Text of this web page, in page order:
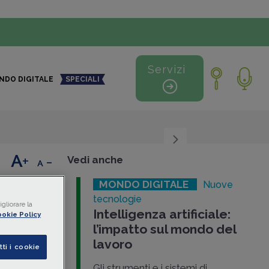
DIGITALE SPECIALI
Servizi
Act,
+ - Vedi anche
MONDO DIGITALE
Nuove
tecnologie
Intelligenza artificiale:
l’impatto sul mondo del
lavoro
la
Policy
i cookie